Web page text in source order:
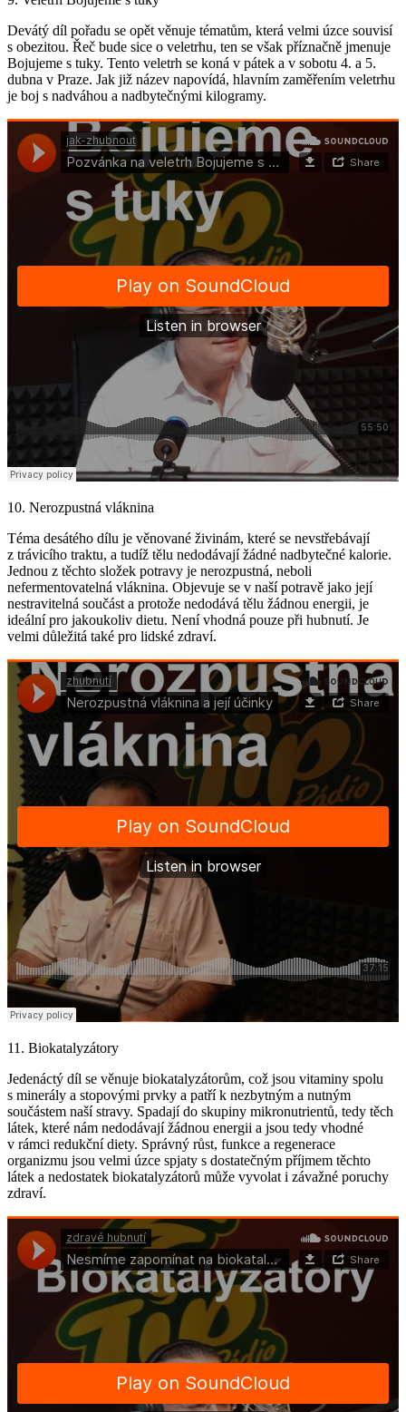
Devátý díl pořadu se opět věnuje tématům, která velmi úzce souvisí
s obezitou. Řeč bude sice o veletrhu, ten se však příznačně jmenuje
Bojujeme s tuky. Tento veletrh se koná v pátek a v sobotu 4. a 5.
dubna v Praze. Jak již název napovídá, hlavním zaměřením veletrhu
je boj s nadváhou a nadbytečnými kilogramy.
10. Nerozpustná vláknina
Téma desátého dílu je věnované živinám, které se nevstřebávají
z trávicího traktu, a tudíž tělu nedodávají žádné nadbytečné kalorie.
Jednou z těchto složek potravy je nerozpustná, neboli
nefermentovatelná vláknina. Objevuje se v naší potravě jako její
nestravitelná součást a protože nedodává tělu žádnou energii, je
ideální pro jakoukoliv dietu. Není vhodná pouze při hubnutí. Je
velmi důležitá také pro lidské zdraví.
11. Biokatalyzátory
Jedenáctý díl se věnuje biokatalyzátorům, což jsou vitaminy spolu
s minerály a stopovými prvky a patří k nezbytným a nutným
součástem naší stravy. Spadají do skupiny mikronutrientů, tedy těch
látek, které nám nedodávají žádnou energii a jsou tedy vhodné
v rámci redukční diety. Správný růst, funkce a regenerace
organizmu jsou velmi úzce spjaty s dostatečným příjmem těchto
látek a nedostatek biokatalyzátorů může vyvolat i závažné poruchy
zdraví.